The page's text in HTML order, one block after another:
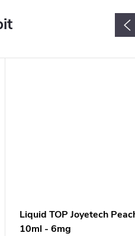
Liquid TOP Joyetech
10ml - 6mg